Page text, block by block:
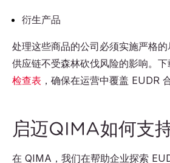
衍生产品
处理这些商品的公司必须实施严格
供应链不受森林砍伐风险的影响。下
检查表 ，确保在运营中覆盖 EUDR
启迈QIMA如何支
在 QIMA，我们在帮助企业探索